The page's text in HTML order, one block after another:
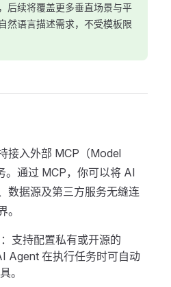
后续将覆盖更多垂直场景与平
然语言描述需求，不受模板限
接入外部 MCP（Model
通过 MCP，你可以将 AI
数据源及第三方服务无缝连
：支持配置私有或开源的
Agent 在执行任务时可自动
。